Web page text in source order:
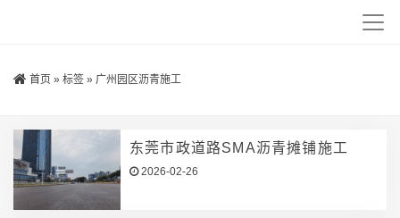
首页 » 标签 » 广州园区沥青施工
东莞市政道路SMA沥青摊铺施工
2026-02-26